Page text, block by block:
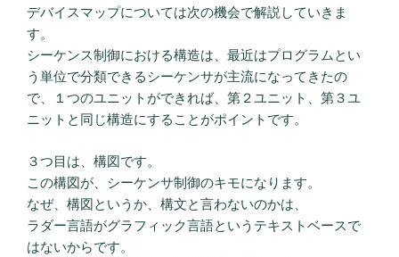
デバイスマップについては次の機会で解説していきま
す。
シーケンス制御における構造は、最近はプログラムとい
う単位で分類できるシーケンサが主流になってきたの
で、１つのユニットができれば、第２ユニット、第３ユ
ニットと同じ構造にすることがポイントです。
３つ目は、構図です。
この構図が、シーケンサ制御のキモになります。
なぜ、構図というか、構文と言わないのかは、
ラダー言語がグラフィック言語というテキストベースで
はないからです。